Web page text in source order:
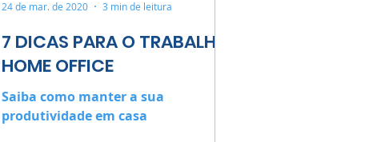
7 DICAS PARA O TRABALHO
HOME OFFICE
Saiba como manter a sua
produtividade em casa
24 de mar. de 2020 3 min de leitura